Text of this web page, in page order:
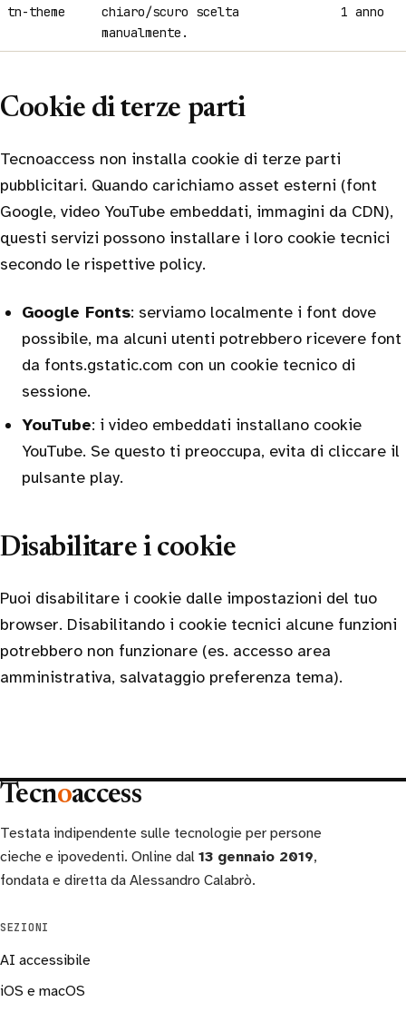
tn-theme
chiaro/scuro scelta
manualmente.
1 anno
Cookie di terze parti
Tecnoaccess non installa cookie di terze parti
pubblicitari. Quando carichiamo asset esterni (font
Google, video YouTube embeddati, immagini da CDN),
questi servizi possono installare i loro cookie tecnici
secondo le rispettive policy.
Google Fonts: serviamo localmente i font dove
possibile, ma alcuni utenti potrebbero ricevere font
da fonts.gstatic.com con un cookie tecnico di
sessione.
YouTube: i video embeddati installano cookie
YouTube. Se questo ti preoccupa, evita di cliccare il
pulsante play.
Disabilitare i cookie
Puoi disabilitare i cookie dalle impostazioni del tuo
browser. Disabilitando i cookie tecnici alcune funzioni
potrebbero non funzionare (es. accesso area
amministrativa, salvataggio preferenza tema).
Tecnoaccess
Testata indipendente sulle tecnologie per persone
cieche e ipovedenti. Online dal 13 gennaio 2019,
fondata e diretta da Alessandro Calabrò.
SEZIONI
AI accessibile
iOS e macOS